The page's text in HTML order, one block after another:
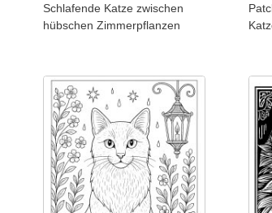
Schlafende Katze zwischen
hübschen Zimmerpflanzen